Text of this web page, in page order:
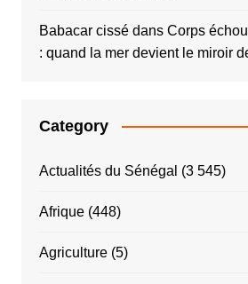
Babacar cissédans Corps
: quand la mer devient le miroir
Category
Actualités du Sénégal (3 545)
Afrique(448)
Agriculture(5)